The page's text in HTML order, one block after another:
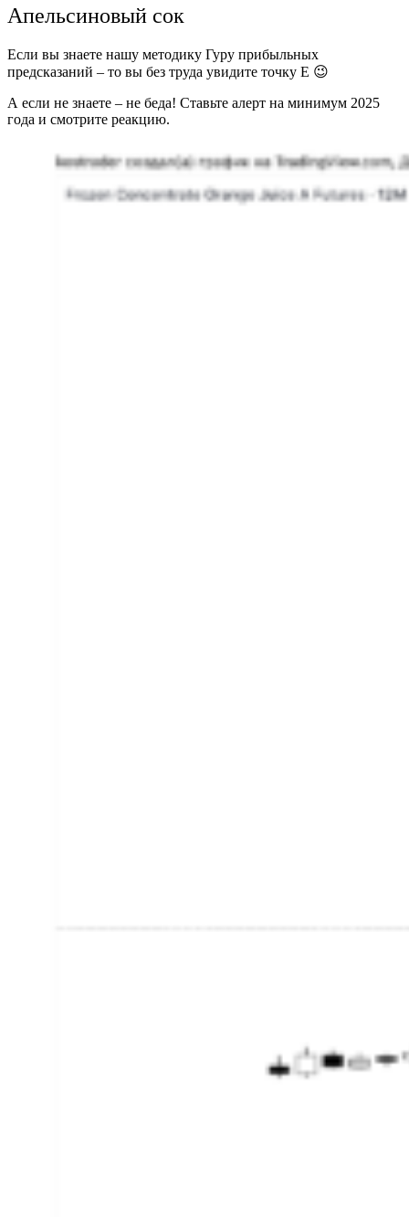
Апельсиновый сок
Если вы знаете нашу методику Гуру прибыльных
предсказаний – то вы без труда увидите точку Е 😉
А если не знаете – не беда! Ставьте алерт на минимум 2025
года и смотрите реакцию.